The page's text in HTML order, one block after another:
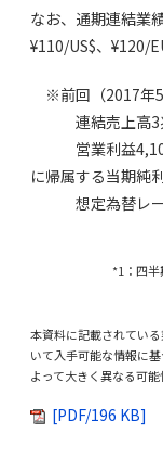
なお、通期連結業
¥110/US$、¥120/
※前回（2017年5
連結売上高3兆
営業利益4,100
に帰属する当期純
想定為替レー
*1：四半
本資料に記載されてい
いて入手可能な情報に
よって大きく異なる可能
[PDF/196 KB]